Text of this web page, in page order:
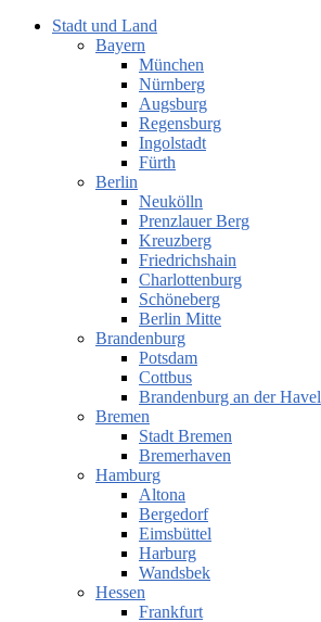
Stadt und Land
Bayern
München
Nürnberg
Augsburg
Regensburg
Ingolstadt
Fürth
Berlin
Neukölln
Prenzlauer Berg
Kreuzberg
Friedrichshain
Charlottenburg
Schöneberg
Berlin Mitte
Brandenburg
Potsdam
Cottbus
Brandenburg an der Havel
Bremen
Stadt Bremen
Bremerhaven
Hamburg
Altona
Bergedorf
Eimsbüttel
Harburg
Wandsbek
Hessen
Frankfurt